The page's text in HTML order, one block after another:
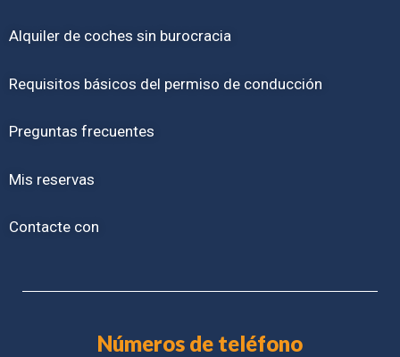
Alquiler de coches sin burocracia
Requisitos básicos del permiso de conducción
Preguntas frecuentes
Mis reservas
Contacte con
Números de teléfono